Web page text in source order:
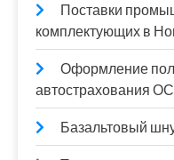
Поставки
комплектующих в
Оформление
автострахования
Базальтовый